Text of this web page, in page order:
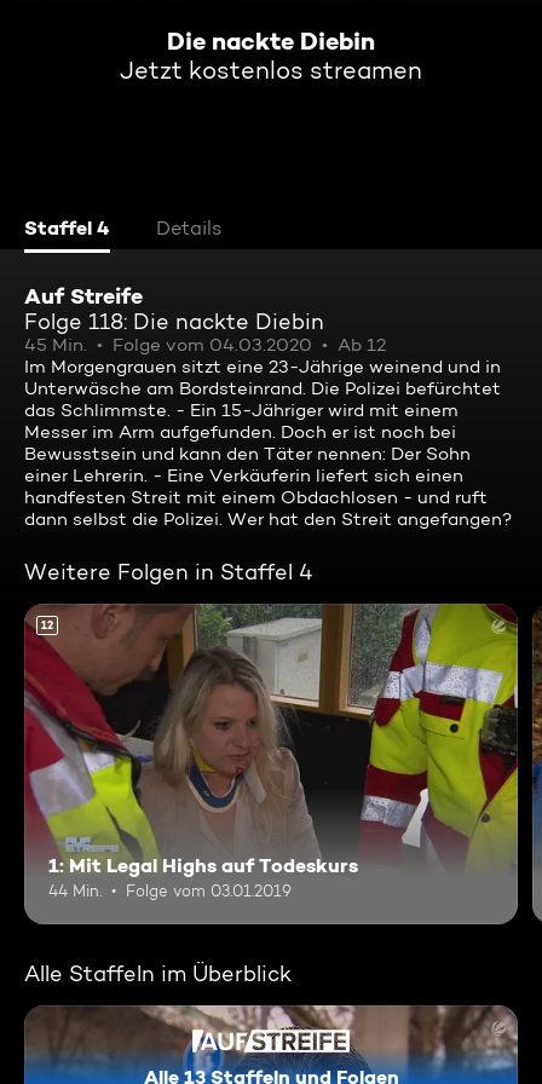
Die nackte Diebin
Jetzt kostenlos streamen
Staffel 4 Details
Auf Streife
Folge 118: Die nackte Diebin
45 Min. Folge vom 04.03.2020
Ab 12
Im Morgengrauen sitzt eine 23-Jährige weinend und in
Unterwäsche am Bordsteinrand. Die Polizei befürchtet
das Schlimmste. - Ein 15-Jähriger wird mit einem
Messer im Arm aufgefunden. Doch er ist noch bei
Bewusstsein und kann den Täter nennen: Der Sohn
einer Lehrerin. - Eine Verkäuferin liefert sich einen
handfesten Streit mit einem Obdachlosen - und ruft
dann selbst die Polizei. Wer hat den Streit angefangen?
Weitere Folgen in Staffel 4
12
1: Mit Legal Highs auf Todeskurs
44 Min. Folge vom 03.01.2019
Alle Staffeln im Überblick
Alle 13 Staffeln und Folgen